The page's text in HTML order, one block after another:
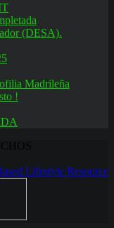
(DESA).
Madrileña
!